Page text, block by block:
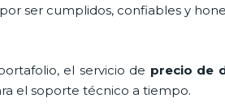
ser cumplidos, confiables y
el servicio de precio de
el soporte técnico a tiempo.